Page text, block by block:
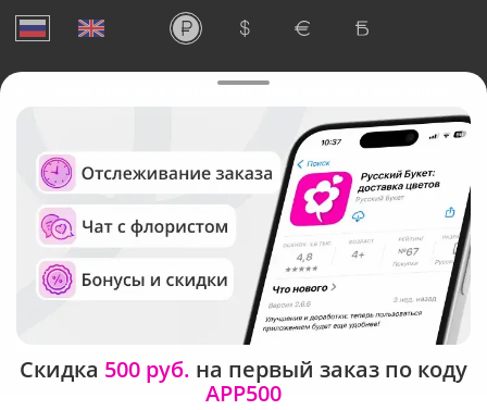
Служба круглосуточной доставки цветов в Мытищах
Русский Букет, 2026
Общество с ограниченной ответственностью «Технология»
ОГРН: 1195476081745, ИНН: 5410081997
Юридический адрес: г. Новосибирск, ул. Ипподромская,
д.42, оф. 3
Рейтинг Русского букета
Скидка 500 руб. на первый заказ по коду
APP500